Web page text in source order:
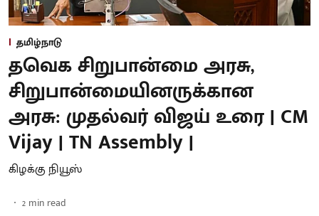
தமிழ்நாடு
தவெக சிறுபான்மை அரசு,
சிறுபான்மையினருக்கான
அரசு: முதல்வர் விஜய் உரை | CM
Vijay | TN Assembly |
கிழக்கு நியூஸ்
2 min read